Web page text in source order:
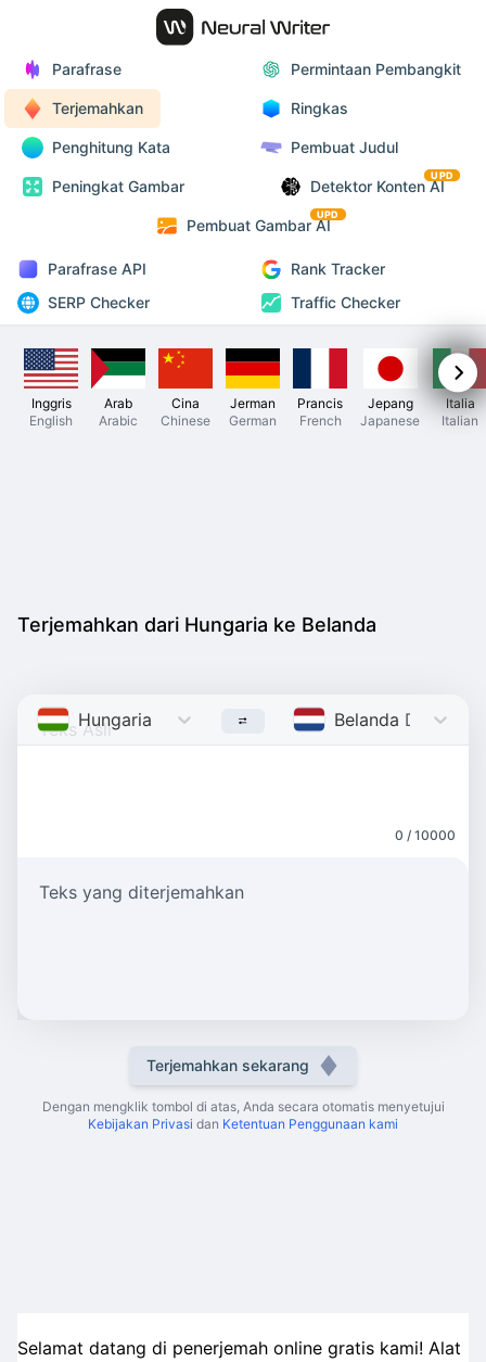
Parafrase Permintaan Pembangkit
Terjemahkan Ringkas
Penghitung Kata Pembuat Judul
Peningkat Gambar Detektor Konten AI
UPD
Pembuat Gambar AI
UPD
Parafrase API
Rank Tracker
SERP Checker
Traffic Checker
Inggris
English
Arab
Arabic
Cina
Chinese
Jerman
German
Prancis
French
Jepang
Japanese
Italia
Italian
Terjemahkan dari Hungaria ke Belanda
Hungaria Hungarian Belanda Dutch
0 / 10000
Teks yang diterjemahkan
Terjemahkan sekarang
Dengan mengklik tombol di atas, Anda secara otomatis menyetujui
Kebijakan Privasi dan Ketentuan Penggunaan kami
Selamat datang di penerjemah online gratis kami! Alat